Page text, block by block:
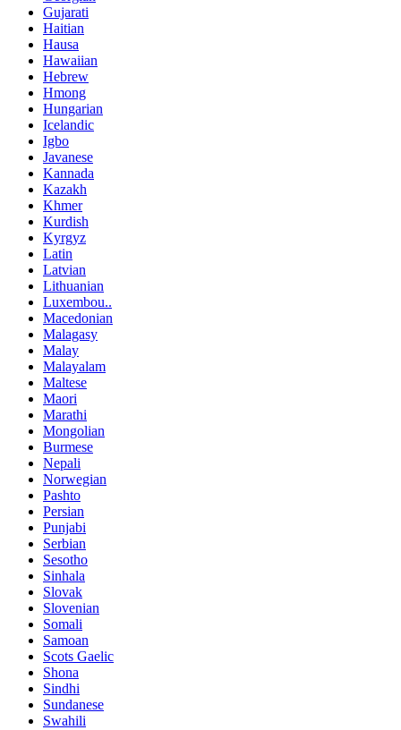
Gujarati
Haitian
Hausa
Hawaiian
Hebrew
Hmong
Hungarian
Icelandic
Igbo
Javanese
Kannada
Kazakh
Khmer
Kurdish
Kyrgyz
Latin
Latvian
Lithuanian
Luxembou..
Macedonian
Malagasy
Malay
Malayalam
Maltese
Maori
Marathi
Mongolian
Burmese
Nepali
Norwegian
Pashto
Persian
Punjabi
Serbian
Sesotho
Sinhala
Slovak
Slovenian
Somali
Samoan
Scots Gaelic
Shona
Sindhi
Sundanese
Swahili